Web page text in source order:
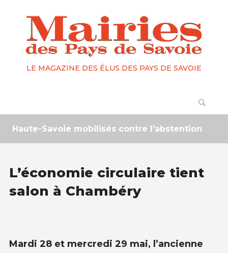
LE MAGAZINE DES ÉLUS DES PAYS DE SAVOIE
Savoie mobilisés contre l’abstention
L’économie circulaire tient
salon à Chambéry
Mardi 28 et mercredi 29 mai, l’ancienne